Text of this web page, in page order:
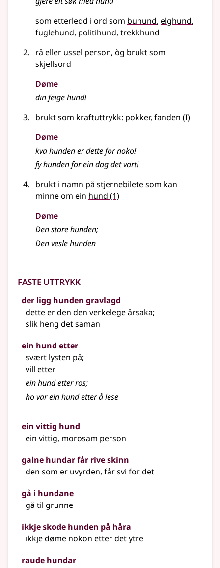
som etterledd i ord som buhund elghund
fuglehund politihund trekkhund
rå eller ussel person, òg brukt som
skjellsord
Døme
din feige hund!
brukt som kraftuttrykk: pokker, fanden (1
I)
Døme
kva hunden er dette for noko!
fy hunden for ein dag det vart!
brukt i namn på stjernebilete som kan
minne om ein hund (1)
Døme
Den store hunden;
Den vesle hunden
Faste uttrykk
der ligg hunden gravlagd
dette er den den verkelege årsaka;
slik heng det saman
ein hund etter
svært lysten på;
vill etter
ein hund etter ros;
ho var ein hund etter å lese
ein vittig hund
ein vittig, morosam person
galne hundar får rive skinn
den som er uvyrden, får svi for det
gå i hundane
gå til grunne
ikkje skode hunden på håra
ikkje døme nokon etter det ytre
raude hundar